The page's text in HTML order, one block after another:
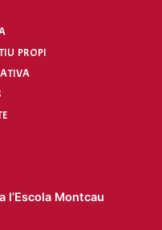
PROPI
l’Escola Montcau